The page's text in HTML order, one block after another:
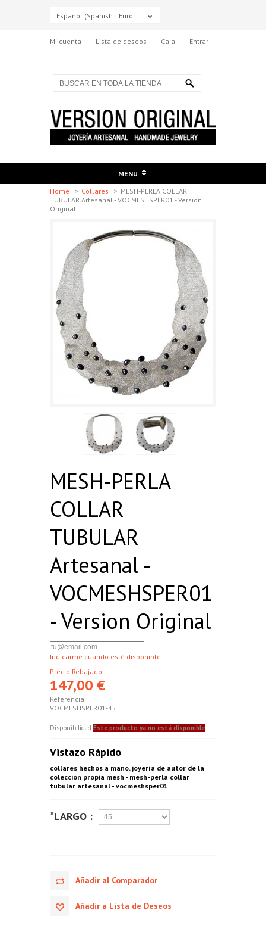
Español (Spanish) Euro
Mi cuenta Lista de deseos Caja Entrar
MENU
Home
> Collares > MESH-PERLA COLLAR
TUBULAR Artesanal - VOCMESHSPER01 - Version
Original
MESH-PERLA
COLLAR
TUBULAR
Artesanal -
VOCMESHSPER01
- Version Original
Indicarme cuando esté disponible
Precio Rebajado:
147,00 €
Referencia
VOCMESHSPER01-45
Disponibilidad Este producto ya no está disponible
Vistazo Rápido
collares hechos a mano. joyería de autor de la
colección propia mesh - mesh-perla collar
tubular artesanal - vocmeshsper01
*LARGO :
Añadir al Comparador
Añadir a Lista de Deseos